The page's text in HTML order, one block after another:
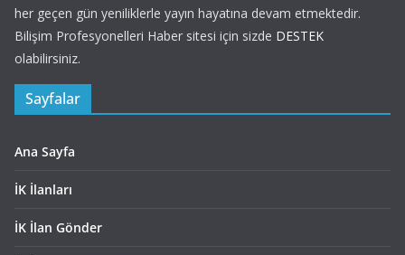
her geçen gün yeniliklerle yayın hayatına devam etmektedir.
Bilişim Profesyonelleri Haber sitesi için sizde DESTEK
olabilirsiniz.
Sayfalar
Ana Sayfa
İK İlanları
İK İlan Gönder